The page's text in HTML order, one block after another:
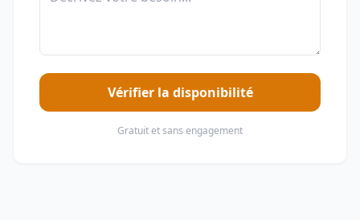
Vérifier la disponibilité
Gratuit et sans engagement